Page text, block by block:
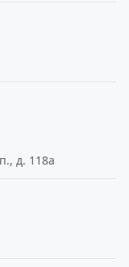
д. 118а